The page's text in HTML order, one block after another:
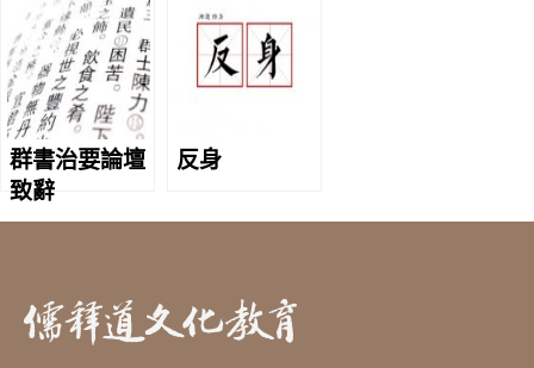
責任
中華文化救世
群書治要論壇
致辭
反身